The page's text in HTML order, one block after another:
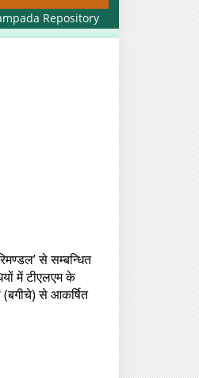
Repository
से सम्बन्धित
में टीएलएम के
से आकर्षित